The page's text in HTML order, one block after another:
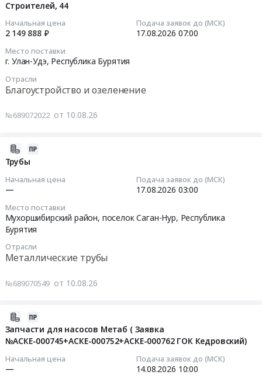
Строителей, 44
Начальная цена
2 149 888 ₽
Подача заявок до (МСК)
17.08.2026 07:00
Место поставки
г. Улан-Удэ, Республика Бурятия
Отрасли
Благоустройство и озеленение
№689072022 от 10.08.26
Трубы
Начальная цена
—
Подача заявок до (МСК)
17.08.2026 03:00
Место поставки
Мухоршибирский район, поселок Саган-Нур, Республика
Бурятия
Отрасли
Металлические трубы
№689070549 от 10.08.26
Запчасти для насосов Метаб ( Заявка
№АСКЕ-000745+АСКЕ-000752+АСКЕ-000762 ГОК Кедровский)
Начальная цена
—
Подача заявок до (МСК)
14.08.2026 10:00